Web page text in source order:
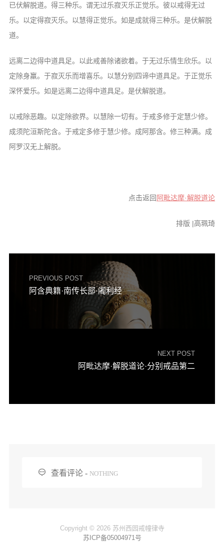
已伏解脱道。得三种乐。谓无过乐寂灭乐正觉乐。彼以戒得无过
乐。以定得寂灭乐。以慧得正觉乐。如是成就得三种乐。是伏解脱
道。
远离二边得中道具足。以此戒善除诸欲着。于无过乐情生欣乐。以
定除身羸。于寂灭乐而增喜乐。以慧分别四谛中道具足。于正觉乐
深怀爱乐。如是远离二边得中道具足。是伏解脱道。
以戒除恶趣。以定除欲界。以慧除一切有。于戒多修于定慧少修。
成须陀洹斯陀含。于戒定多修于慧少修。成阿那含。修三种满。成
阿罗汉无上解脱。
点击返回 阿毗达摩·解脱道论
排版 |高珮琦
PREVIOUS POST
阿含典籍·南传长部·阇利经
NEXT POST
阿毗达摩·解脱道论·分别戒品第二
 查看评论 - NOTHING
Copyright © 2026 苏州西园戒幢律寺
苏ICP备05004971号